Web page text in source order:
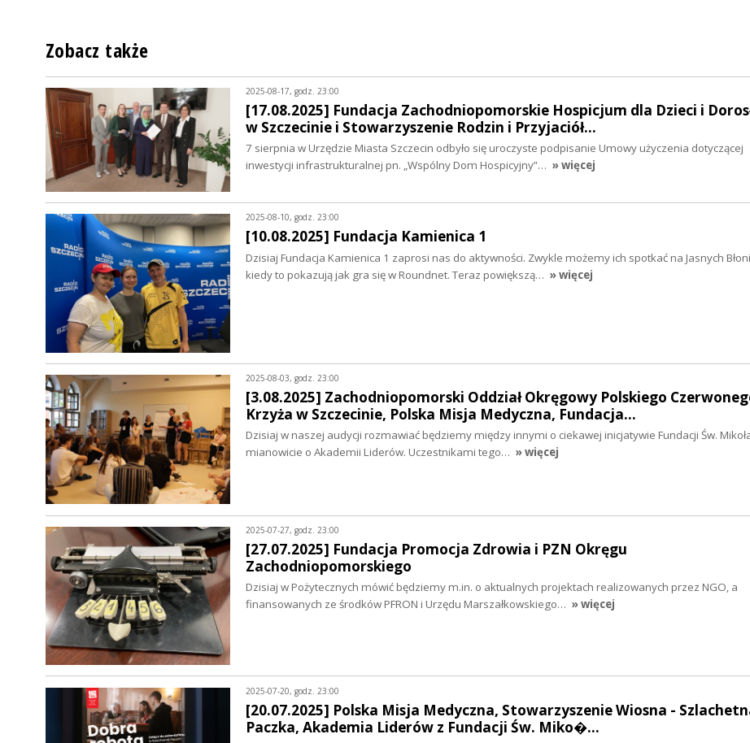
Zobacz także
2025-08-17, godz. 23:00
[17.08.2025] Fundacja Zachodniopomorskie Hospicjum dla Dzieci i
w Szczecinie i Stowarzyszenie Rodzin i Przyjaciół…
7 sierpnia w Urzędzie Miasta Szczecin odbyło się uroczyste podpisanie Umowy użyczenia dotyczącej
inwestycji infrastrukturalnej pn. „Wspólny Dom Hospicyjny”… » więcej
2025-08-10, godz. 23:00
[10.08.2025] Fundacja Kamienica 1
Dzisiaj Fundacja Kamienica 1 zaprosi nas do aktywności. Zwykle możemy ich spotkać na Jasnych
kiedy to pokazują jak gra się w Roundnet. Teraz powiększą… » więcej
2025-08-03, godz. 23:00
[3.08.2025] Zachodniopomorski Oddział Okręgowy Polskiego
Krzyża w Szczecinie, Polska Misja Medyczna, Fundacja…
Dzisiaj w naszej audycji rozmawiać będziemy między innymi o ciekawej inicjatywie Fundacji Św.
mianowicie o Akademii Liderów. Uczestnikami tego… » więcej
2025-07-27, godz. 23:00
[27.07.2025] Fundacja Promocja Zdrowia i PZN Okręgu
Zachodniopomorskiego
Dzisiaj w Pożytecznych mówić będziemy m.in. o aktualnych projektach realizowanych przez NGO, a
finansowanych ze środków PFRON i Urzędu Marszałkowskiego… » więcej
2025-07-20, godz. 23:00
[20.07.2025] Polska Misja Medyczna, Stowarzyszenie Wiosna -
Paczka, Akademia Liderów z Fundacji Św. Miko�…